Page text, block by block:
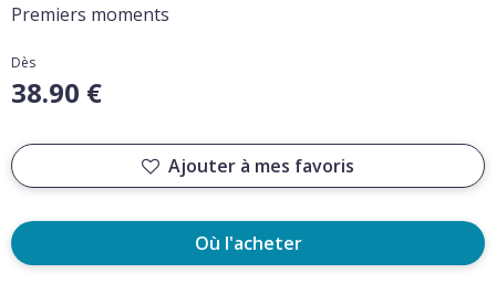
Premiers moments
Dès
38.90 €
Ajouter à mes favoris
Où l'acheter